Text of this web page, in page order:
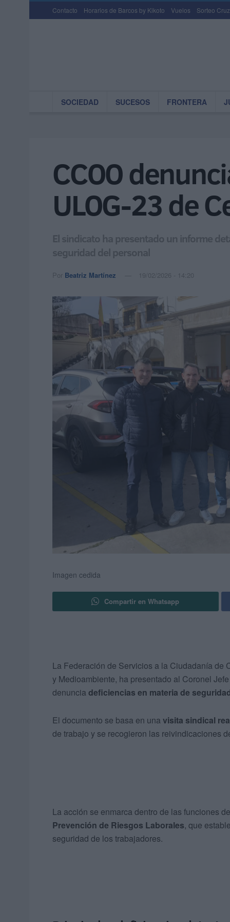
Contacto Horarios de Barcos by Kikoto Vuelos Sorteo
SOCIEDAD SUCESOS FRONTERA
CCOO
ULOG-23 de
El sindicato ha presentado un informe
seguridad del personal
Por Beatriz Martínez 19/02/2026 - 14:20
Imagen cedida
Compartir en Whatsapp
La Federación de Servicios a la Ciudadanía de
y Medioambiente, ha presentado al Coronel
denuncia deficiencias en materia de
El documento se basa en una visita sindical
de trabajo y se recogieron las reivindicaciones
La acción se enmarca dentro de las funciones de
Prevención de Riesgos Laborales, que
seguridad de los trabajadores.